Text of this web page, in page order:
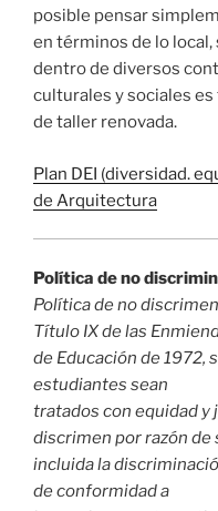
posible pensar
en términos de lo
dentro de diversos
culturales y sociales
de taller renovada.
Plan DEI (diversidad.
de Arquitectura
Política de no
Política de no
Título IX de las
de Educación de 1972,
estudiantes sean
tratados con equidad y
discrimen por razón de
incluida la
de conformidad a